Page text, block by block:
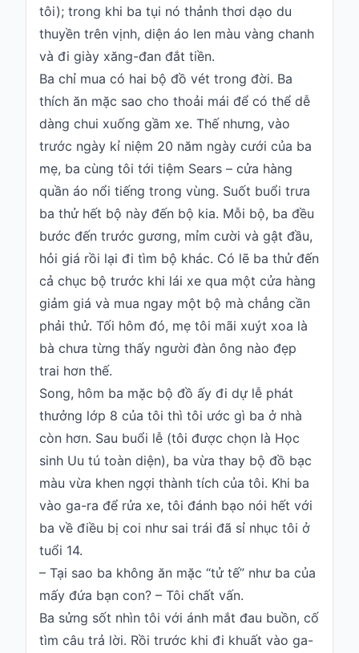
tôi); trong khi ba tụi nó thảnh thơi dạo du
thuyền trên vịnh, diện áo len màu vàng chanh
và đi giày xăng-đan đắt tiền.
Ba chỉ mua có hai bộ đồ vét trong đời. Ba
thích ăn mặc sao cho thoải mái để có thể dễ
dàng chui xuống gầm xe. Thế nhưng, vào
trước ngày kỉ niệm 20 năm ngày cưới của ba
mẹ, ba cùng tôi tới tiệm Sears – cửa hàng
quần áo nổi tiếng trong vùng. Suốt buổi trưa
ba thử hết bộ này đến bộ kia. Mỗi bộ, ba đều
bước đến trước gương, mỉm cười và gật đầu,
hỏi giá rồi lại đi tìm bộ khác. Có lẽ ba thử đến
cả chục bộ trước khi lái xe qua một cửa hàng
giảm giá và mua ngay một bộ mà chẳng cần
phải thử. Tối hôm đó, mẹ tôi mãi xuýt xoa là
bà chưa từng thấy người đàn ông nào đẹp
trai hơn thế.
Song, hôm ba mặc bộ đồ ấy đi dự lễ phát
thưởng lớp 8 của tôi thì tôi ước gì ba ở nhà
còn hơn. Sau buổi lễ (tôi được chọn là Học
sinh Uu tú toàn diện), ba vừa thay bộ đồ bạc
màu vừa khen ngợi thành tích của tôi. Khi ba
vào ga-ra để rửa xe, tôi đánh bạo nói hết với
ba về điều bị coi như sai trái đã sỉ nhục tôi ở
tuổi 14.
– Tại sao ba không ăn mặc “tử tế” như ba của
mấy đứa bạn con? – Tôi chất vấn.
Ba sửng sốt nhìn tôi với ánh mắt đau buồn, cố
tìm câu trả lời. Rồi trước khi đi khuất vào ga-